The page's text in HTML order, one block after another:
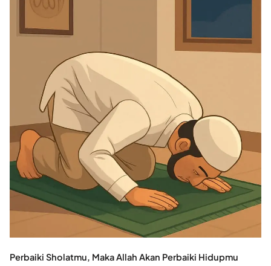
Perbaiki Sholatmu, Maka Allah Akan Perbaiki Hidupmu